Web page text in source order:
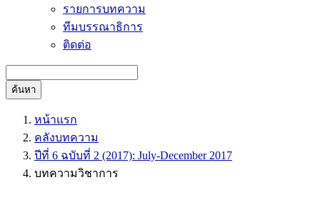
รายการบทความ
ทีมบรรณาธิการ
ติดต่อ
ค้นหา
หน้าแรก
คลังบทความ
ปีที่ 6 ฉบับที่ 2 (2017): July-December 2017
บทความวิชาการ